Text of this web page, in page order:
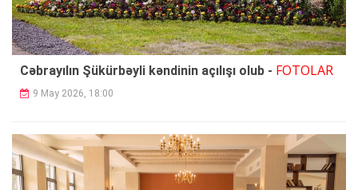
Cəbrayılın Şükürbəyli kəndinin açılışı olub - FOTOLAR
9 May 2026, 18:00